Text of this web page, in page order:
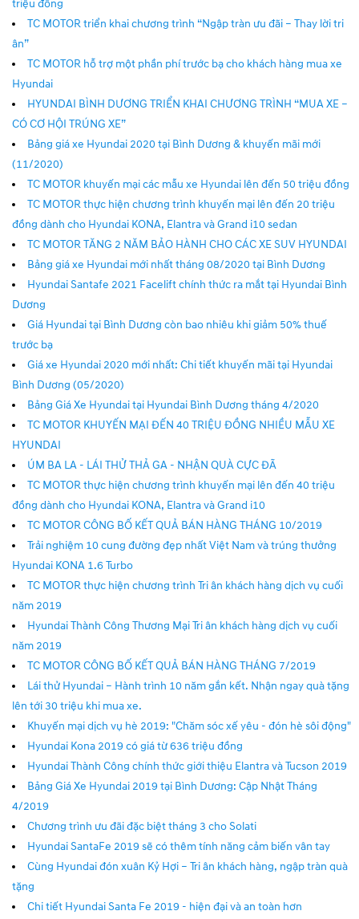
triệu đồng
TC MOTOR triển khai chương trình “Ngập tràn ưu đãi – Thay lời tri
ân”
TC MOTOR hỗ trợ một phần phí trước bạ cho khách hàng mua xe
Hyundai
HYUNDAI BÌNH DƯƠNG TRIỂN KHAI CHƯƠNG TRÌNH “MUA XE –
CÓ CƠ HỘI TRÚNG XE”
Bảng giá xe Hyundai 2020 tại Bình Dương & khuyến mãi mới
(11/2020)
TC MOTOR khuyến mại các mẫu xe Hyundai lên đến 50 triệu đồng
TC MOTOR thực hiện chương trình khuyến mại lên đến 20 triệu
đồng dành cho Hyundai KONA, Elantra và Grand i10 sedan
TC MOTOR TĂNG 2 NĂM BẢO HÀNH CHO CÁC XE SUV HYUNDAI
Bảng giá xe Hyundai mới nhất tháng 08/2020 tại Bình Dương
Hyundai Santafe 2021 Facelift chính thức ra mắt tại Hyundai Bình
Dương
Giá Hyundai tại Bình Dương còn bao nhiêu khi giảm 50% thuế
trước bạ
Giá xe Hyundai 2020 mới nhất: Chi tiết khuyến mãi tại Hyundai
Bình Dương (05/2020)
Bảng Giá Xe Hyundai tại Hyundai Bình Dương tháng 4/2020
TC MOTOR KHUYẾN MẠI ĐẾN 40 TRIỆU ĐỒNG NHIỀU MẪU XE
HYUNDAI
ÚM BA LA - LÁI THỬ THẢ GA - NHẬN QUÀ CỰC ĐÃ
TC MOTOR thực hiện chương trình khuyến mại lên đến 40 triệu
đồng dành cho Hyundai KONA, Elantra và Grand i10
TC MOTOR CÔNG BỐ KẾT QUẢ BÁN HÀNG THÁNG 10/2019
Trải nghiệm 10 cung đường đẹp nhất Việt Nam và trúng thưởng
Hyundai KONA 1.6 Turbo
TC MOTOR thực hiện chương trình Tri ân khách hàng dịch vụ cuối
năm 2019
Hyundai Thành Công Thương Mại Tri ân khách hàng dịch vụ cuối
năm 2019
TC MOTOR CÔNG BỐ KẾT QUẢ BÁN HÀNG THÁNG 7/2019
Lái thử Hyundai – Hành trình 10 năm gắn kết. Nhận ngay quà tặng
lên tới 30 triệu khi mua xe.
Khuyến mại dịch vụ hè 2019: "Chăm sóc xế yêu - đón hè sôi động"
Hyundai Kona 2019 có giá từ 636 triệu đồng
Hyundai Thành Công chính thức giới thiệu Elantra và Tucson 2019
Bảng Giá Xe Hyundai 2019 tại Bình Dương: Cập Nhật Tháng
4/2019
Chương trình ưu đãi đặc biệt tháng 3 cho Solati
Hyundai SantaFe 2019 sẽ có thêm tính năng cảm biến vân tay
Cùng Hyundai đón xuân Kỷ Hợi – Tri ân khách hàng, ngập tràn quà
tặng
Chi tiết Hyundai Santa Fe 2019 - hiện đại và an toàn hơn